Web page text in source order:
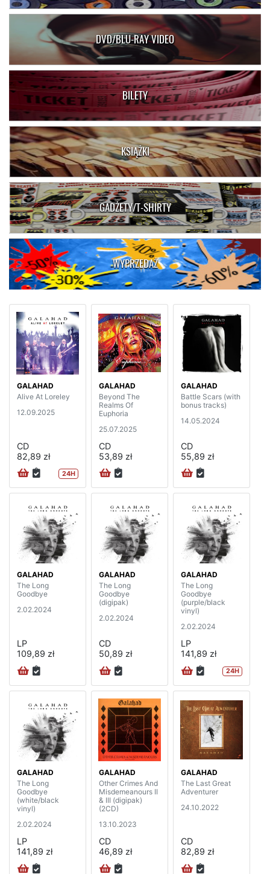
DVD/BLU-RAY VIDEO
BILETY
KSIĄŻKI
GADŻETY/T-SHIRTY
WYPRZEDAŻ
GALAHAD
Alive At Loreley
12.09.2025
CD
82,89 zł
24H
GALAHAD
Beyond The
Realms Of
Euphoria
25.07.2025
CD
53,89 zł
GALAHAD
Battle Scars (with
bonus tracks)
14.05.2024
CD
55,89 zł
GALAHAD
The Long
Goodbye
2.02.2024
LP
109,89 zł
GALAHAD
The Long
Goodbye
(digipak)
2.02.2024
CD
50,89 zł
GALAHAD
The Long
Goodbye
(purple/black
vinyl)
2.02.2024
LP
141,89 zł
24H
GALAHAD
The Long
Goodbye
(white/black
vinyl)
2.02.2024
LP
141,89 zł
GALAHAD
Other Crimes And
Misdemeanours II
& III (digipak)
(2CD)
13.10.2023
CD
46,89 zł
GALAHAD
The Last Great
Adventurer
24.10.2022
CD
82,89 zł